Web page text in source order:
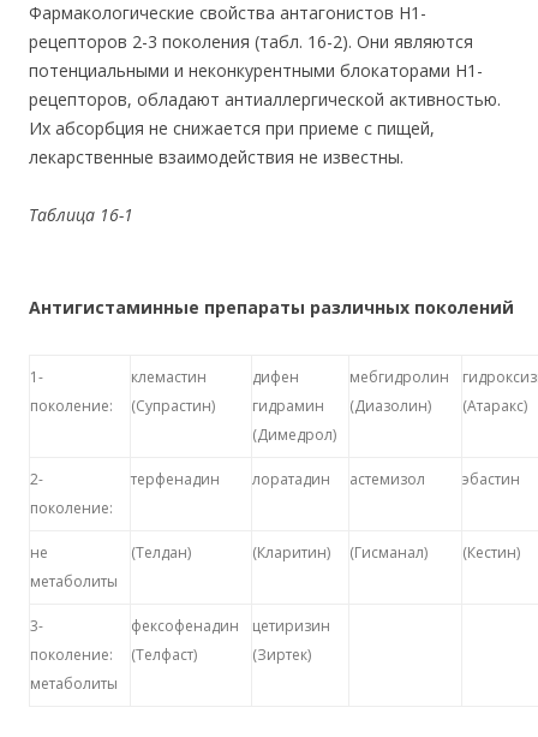
Фармакологические свойства антагонистов Н1-
рецепторов 2-3 поколения (табл. 16-2). Они являются
потенциальными и неконкурентными блокаторами Н1-
рецепторов, обладают антиаллергической активностью.
Их абсорбция не снижается при приеме с пищей,
лекарственные взаимодействия не известны.
Таблица 16-1
Антигистаминные препараты различных поколений
1-
поколение:
клемастин
(Супрастин)
дифен
гидрамин
(Димедрол)
мебгидролин
(Диазолин)
(Атаракс)
2-
поколение:
терфенадин лоратадин астемизол эбастин
не
метаболиты
(Телдан) (Кларитин) (Гисманал) (Кестин)
3-
поколение:
метаболиты
фексофенадин
(Телфаст)
цетиризин
(Зиртек)